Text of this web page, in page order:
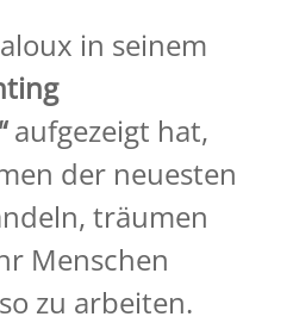
in seinem
aufgezeigt hat,
der neuesten
träumen
Menschen
zu arbeiten.